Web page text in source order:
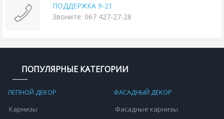
ПОДДЕРЖКА 9-21
Звоните: 067 427-27-28
ПОПУЛЯРНЫЕ КАТЕГОРИИ
ЛЕПНОЙ ДЕКОР
Карнизы
ФАСАДНЫЙ ДЕКОР
Фасадные карнизы